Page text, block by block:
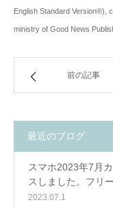
English Standard Version®),
ministry of Good News
前の記事
最近のブログ
スマホ2023年7月
スしました。フリ
2023.07.1